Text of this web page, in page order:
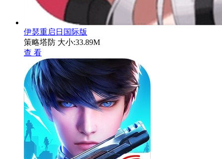
伊瑟重启日国际版
策略塔防 大小:33.89M
查 看